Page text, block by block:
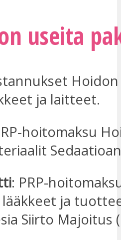
useita
ja laitteet.
hoitomaksu
: PRP-
ja
Siirto Majoitus